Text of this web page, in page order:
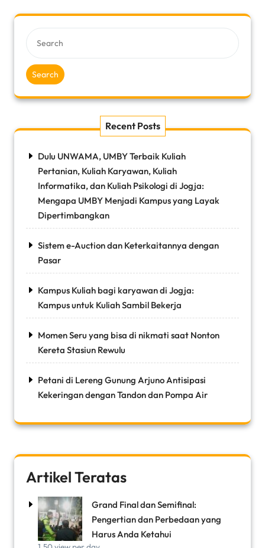
Search
Recent Posts
Dulu UNWAMA, UMBY Terbaik Kuliah
Pertanian, Kuliah Karyawan, Kuliah
Informatika, dan Kuliah Psikologi di Jogja:
Mengapa UMBY Menjadi Kampus yang Layak
Dipertimbangkan
Sistem e-Auction dan Keterkaitannya dengan
Pasar
Kampus Kuliah bagi karyawan di Jogja:
Kampus untuk Kuliah Sambil Bekerja
Momen Seru yang bisa di nikmati saat Nonton
Kereta Stasiun Rewulu
Petani di Lereng Gunung Arjuno Antisipasi
Kekeringan dengan Tandon dan Pompa Air
Artikel Teratas
Grand Final dan Semifinal:
Pengertian dan Perbedaan yang
Harus Anda Ketahui